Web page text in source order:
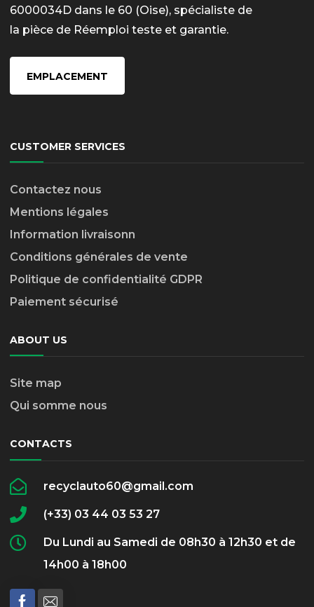
6000034D dans le 60 (Oise), spécialiste de
la pièce de Réemploi teste et garantie.
EMPLACEMENT
CUSTOMER SERVICES
Contactez nous
Mentions légales
Information livraisonn
Conditions générales de vente
Politique de confidentialité GDPR
Paiement sécurisé
ABOUT US
Site map
Qui somme nous
CONTACTS
recyclauto60@gmail.com
(+33) 03 44 03 53 27
Du Lundi au Samedi de 08h30 à 12h30 et de
14h00 à 18h00